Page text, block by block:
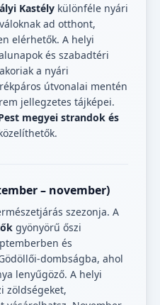
Kastély különféle nyári
ad otthont,
elérhetők. A helyi
és szabadtéri
a nyári
útvonalai mentén
jellegzetes tájképei.
megyei strandok és
– november)
szezonja. A
gyönyörű őszi
és
dombságba, ahol
lenyűgöző. A helyi
zöldségeket,